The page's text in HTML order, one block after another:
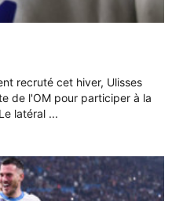
recruté cet hiver, Ulisses
de l'OM pour participer à la
latéral ...